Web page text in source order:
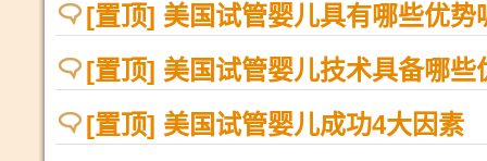
[置顶] 美国试管婴儿具有哪些优势
[置顶] 美国试管婴儿技术具备哪些
[置顶] 美国试管婴儿成功4大因素